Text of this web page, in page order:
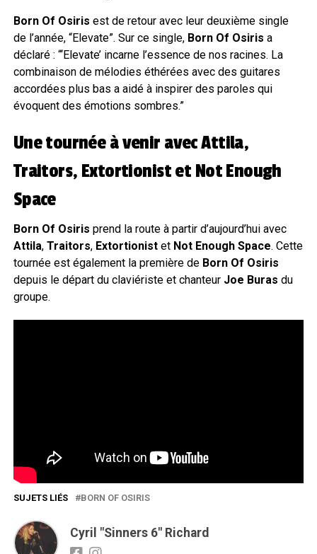
Born Of Osiris est de retour avec leur deuxième single
de l’année, “Elevate”. Sur ce single, Born Of Osiris a
déclaré : “‘Elevate’ incarne l’essence de nos racines. La
combinaison de mélodies éthérées avec des guitares
accordées plus bas a aidé à inspirer des paroles qui
évoquent des émotions sombres.”
Une tournée à venir avec Attila,
Traitors, Extortionist et Not Enough
Space
Born Of Osiris prend la route à partir d’aujourd’hui avec
Attila, Traitors, Extortionistet Not Enough Space. Cette
tournée est également la première de Born Of Osiris
depuis le départ du claviériste et chanteur Joe Buras du
groupe.
SUJETS LIÉS BORN OF OSIRIS
Cyril "Sinners 6" Richard